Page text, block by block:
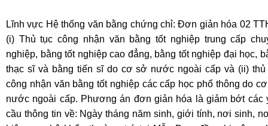
Lĩnh vực Hệ thống văn bằng chứng chỉ: Đơn giản hóa 02
(i) Thủ tục công nhận văn bằng tốt nghiệp trung cấp
nghiệp, bằng tốt nghiệp cao đẳng, bằng tốt nghiệp đại học,
thạc sĩ và bằng tiến sĩ do cơ sở nước ngoài cấp và (ii) thủ
công nhận văn bằng tốt nghiệp các cấp học phổ thông do
nước ngoài cấp. Phương án đơn giản hóa là giảm bớt các
cầu thông tin về: Ngày tháng năm sinh, giới tính, nơi sinh,